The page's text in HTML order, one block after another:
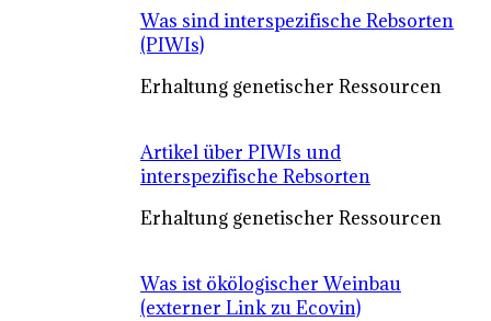
Was sind interspezifische Rebsorten
(PIWIs)
Erhaltung genetischer Ressourcen
Artikel über PIWIs und
interspezifische Rebsorten
Erhaltung genetischer Ressourcen
Was ist ökölogischer Weinbau
(externer Link zu Ecovin)